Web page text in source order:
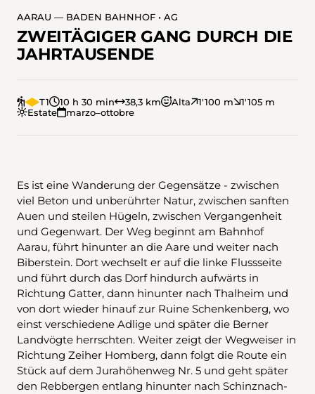
AARAU — BADEN BAHNHOF • AG
ZWEITÄGIGER GANG DURCH DIE
JAHRTAUSENDE
T1 10 h 30 min 38,3 km Alta 1'100 m
1'105 m
Estate
marzo–ottobre
Es ist eine Wanderung der Gegensätze - zwischen
viel Beton und unberührter Natur, zwischen sanften
Auen und steilen Hügeln, zwischen Vergangenheit
und Gegenwart. Der Weg beginnt am Bahnhof
Aarau, führt hinunter an die Aare und weiter nach
Biberstein. Dort wechselt er auf die linke Flussseite
und führt durch das Dorf hindurch aufwärts in
Richtung Gatter, dann hinunter nach Thalheim und
von dort wieder hinauf zur Ruine Schenkenberg, wo
einst verschiedene Adlige und später die Berner
Landvögte herrschten. Weiter zeigt der Wegweiser in
Richtung Zeiher Homberg, dann folgt die Route ein
Stück auf dem Jurahöhenweg Nr. 5 und geht später
den Rebbergen entlang hinunter nach Schinznach-